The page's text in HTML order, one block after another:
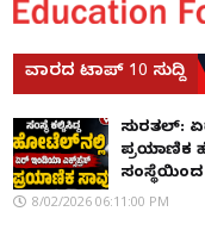
ವಾರದ ಟಾಪ್ 10 ಸುದ್ದಿ
ಸುರತ್ಕಲ್:
ಪ್ರಯಾಣಿಕ
8/02/2026 06:11:00 PM